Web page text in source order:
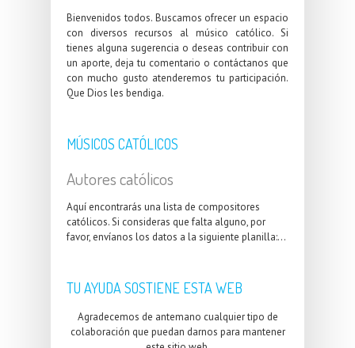
Bienvenidos todos. Buscamos ofrecer un espacio
con diversos recursos al músico católico. Si
tienes alguna sugerencia o deseas contribuir con
un aporte, deja tu comentario o contáctanos que
con mucho gusto atenderemos tu participación.
Que Dios les bendiga.
MÚSICOS CATÓLICOS
Autores católicos
Aquí encontrarás una lista de compositores
católicos. Si consideras que falta alguno, por
favor, envíanos los datos a la siguiente planilla:...
TU AYUDA SOSTIENE ESTA WEB
Agradecemos de antemano cualquier tipo de
colaboración que puedan darnos para mantener